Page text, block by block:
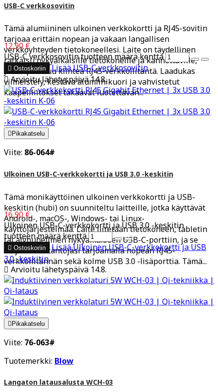
USB-C verkkosovitin
Tämä alumiininen ulkoinen verkkokortti ja RJ45-sovitin
tarjoaa erittäin nopean ja vakaan langallisen
verkkoyhteyden tietokoneellesi. Laite on täydellinen
ratkaisu nykyaikaisille tietokoneille ja kannettaville,
joista puuttuu kiinteä RJ45-verkkoliitäntä. Laadukas
viimeistely, kestävä alumiinikuori ja vahvistetut
kaapeliliitokset takaavat luotettavan...
12,90 €
USB-C verkkosovitin tuotteen määrä kenttä
 Ostoskoriin LisääUSB-C verkkosovitin
Arvioitu lähetyspäivä 14.8.
 Pikakatselu
Viite: 86-064#
Ulkoinen USB-C-verkkokortti ja USB 3.0 -keskitin
Tämä monikäyttöinen ulkoinen verkkokortti ja USB-
keskitin (hubi) on suunniteltu laitteille, jotka käyttävät
Android-, macOS-, Windows- tai Linux-
käyttöjärjestelmää. Laite liitetään tietokoneen, tabletin
tai älypuhelimen nykyaikaiseen USB-C-porttiin, ja se
laajentaa liitäntöjäsi tarjoamalla nopean RJ45-
verkkoliitännän sekä kolme USB 3.0 -lisäporttia. Tämä...
16,90 €
Ulkoinen USB-C-verkkokortti ja USB 3.0 -keskitin
tuotteen määrä kenttä
 Ostoskoriin LisääUlkoinen USB-C-verkkokortti ja USB
3.0 -keskitin
 Arvioitu lähetyspäivä 14.8.
Pikakatselu
Viite: 76-063#
Tuotemerkki: Blow
Langaton latausalusta WCH-03